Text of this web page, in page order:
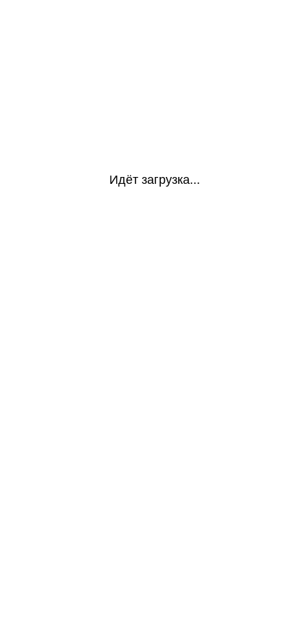
Идёт загрузка...